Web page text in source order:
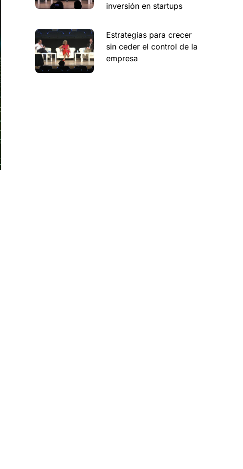
inversión en startups
Estrategias para crecer
sin ceder el control de la
empresa